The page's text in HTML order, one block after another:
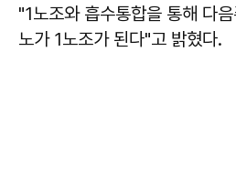
"1노조와 흡수통합을 통해 다
노가 1노조가 된다"고 밝혔다.